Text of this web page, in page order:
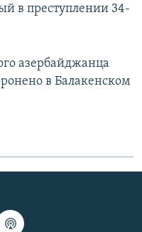
в преступлении 34-
азербайджанца
в Балакенском